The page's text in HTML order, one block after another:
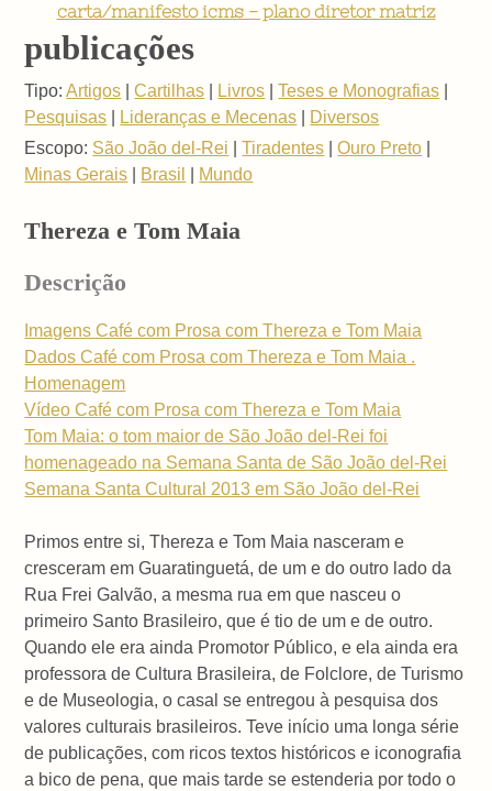
carta/manifesto icms - plano diretor matriz
publicações
Tipo: Artigos |Cartilhas Livros |Teses e Monografias
Pesquisas
Lideranças e Mecenas
Diversos
Escopo: São João del-Rei |Tiradentes |Ouro Preto
Minas Gerais
Brasil Mundo
Thereza e Tom Maia
Descrição
Imagens Café com Prosa com Thereza e Tom Maia
Dados Café com Prosa com Thereza e Tom Maia .
Homenagem
Vídeo Café com Prosa com Thereza e Tom Maia
Tom Maia: o tom maior de São João del-Rei foi
homenageado na Semana Santa de São João del-Rei
Semana Santa Cultural 2013 em São João del-Rei
Primos entre si, Thereza e Tom Maia nasceram e
cresceram em Guaratinguetá, de um e do outro lado da
Rua Frei Galvão, a mesma rua em que nasceu o
primeiro Santo Brasileiro, que é tio de um e de outro.
Quando ele era ainda Promotor Público, e ela ainda era
professora de Cultura Brasileira, de Folclore, de Turismo
e de Museologia, o casal se entregou à pesquisa dos
valores culturais brasileiros. Teve início uma longa série
de publicações, com ricos textos históricos e iconografia
a bico de pena, que mais tarde se estenderia por todo o